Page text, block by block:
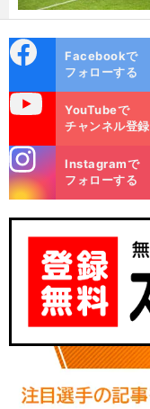
ok
Facebookで
フォローする
YouTubeで
チャンネル登録
m
Instagramで
フォローする